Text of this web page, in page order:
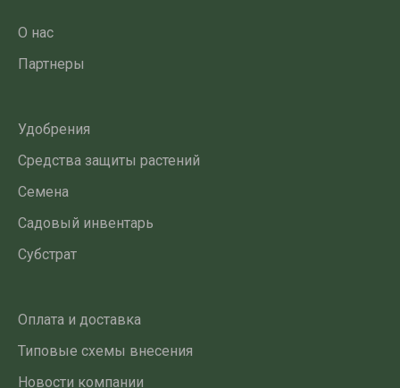
О нас
Партнеры
Удобрения
Средства защиты растений
Семена
Садовый инвентарь
Субстрат
Оплата и доставка
Типовые схемы внесения
Новости компании